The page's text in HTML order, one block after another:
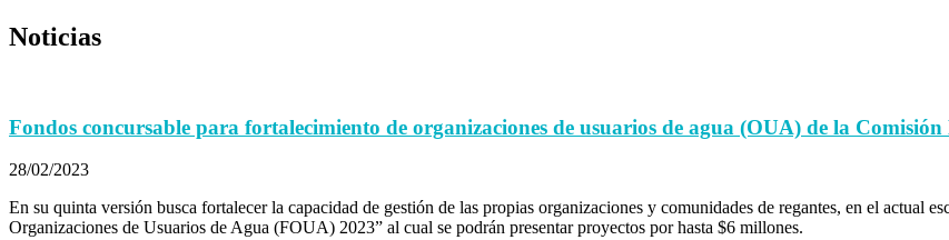
Noticias
Fondos concursable para fortalecimiento de organizaciones de usuarios de agua (OUA) de la
28/02/2023
En su quinta versión busca fortalecer la capacidad de gestión de las propias organizaciones y comunidades de regantes, en el actual
Organizaciones de Usuarios de Agua (FOUA) 2023” al cual se podrán presentar proyectos por hasta $6 millones.